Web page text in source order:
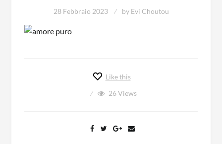
28 Febbraio 2023 by Evi Choutou
Like this
26Views